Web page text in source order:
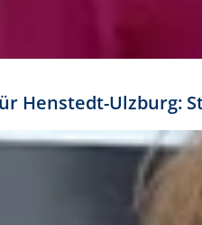
Henstedt-Ulzburg: